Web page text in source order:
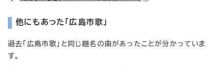
他にもあった「広島市歌」
過去「広島市歌」と同じ題名の曲があったことが分かっていま
す。